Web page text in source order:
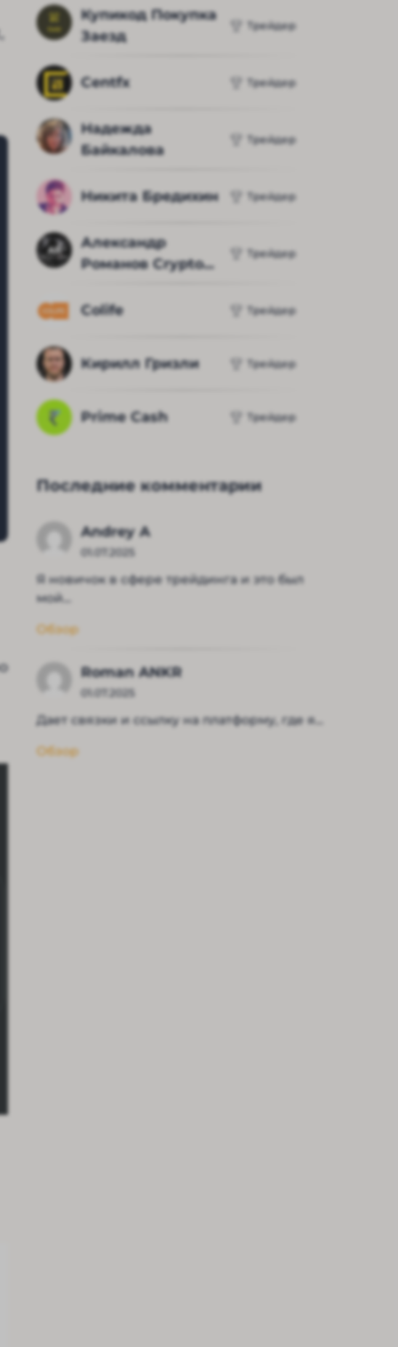
Купикод Покупка
Заезд
Трейдер
Centfx Трейдер
Надежда
Байкалова
Трейдер
Никита Бредихин Трейдер
Александр
Романов Crypto...
Трейдер
Colife Трейдер
Кирилл Гризли Трейдер
Prime Cash Трейдер
Последние комментарии
Andrey A
01.07.2025
Я новичок в сфере трейдинга и это был
мой...
Обзор
Roman ANKR
01.07.2025
Дает связки и ссылку на платформу, где я...
Обзор